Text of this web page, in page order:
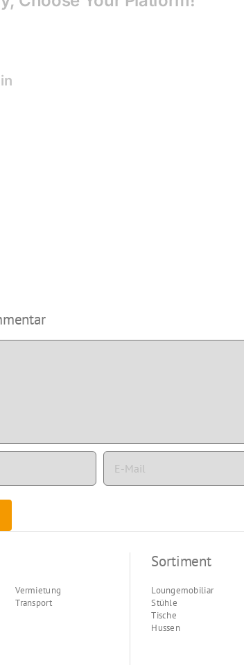
Vermietung
Transport
Sortiment
Loungemobiliar
Stühle
Tische
Hussen